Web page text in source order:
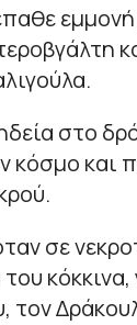
εμμονή
στο
κόσμο και
σε
κόκκινα,
τον